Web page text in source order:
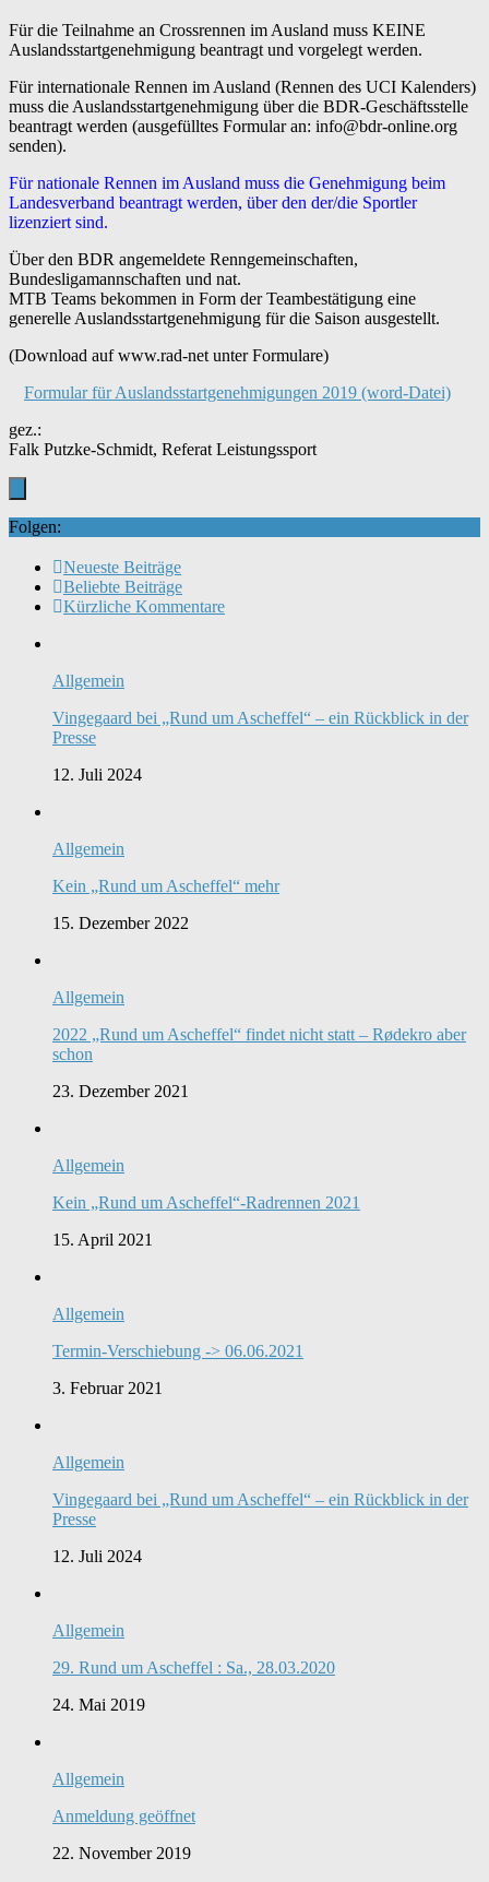
Für die Teilnahme an Crossrennen im Ausland muss KEINE
Auslandsstartgenehmigung beantragt und vorgelegt werden.
Für internationale Rennen im Ausland (Rennen des UCI Kalenders)
muss die Auslandsstartgenehmigung über die BDR-Geschäftsstelle
beantragt werden (ausgefülltes Formular an: info@bdr-online.org
senden).
Für nationale Rennen im Ausland muss die Genehmigung beim
Landesverband beantragt werden, über den der/die Sportler
lizenziert sind.
Über den BDR angemeldete Renngemeinschaften,
Bundesligamannschaften und nat.
MTB Teams bekommen in Form der Teambestätigung eine
generelle Auslandsstartgenehmigung für die Saison ausgestellt.
(Download auf www.rad-net unter Formulare)
Formular für Auslandsstartgenehmigungen 2019 (word-Datei)
gez.:
Falk Putzke-Schmidt, Referat Leistungssport
Folgen:
Neueste Beiträge
Beliebte Beiträge
Kürzliche Kommentare
Allgemein
Vingegaard bei „Rund um Ascheffel“ – ein Rückblick in der
Presse
12. Juli 2024
Allgemein
Kein „Rund um Ascheffel“ mehr
15. Dezember 2022
Allgemein
2022 „Rund um Ascheffel“ findet nicht statt – Rødekro aber
schon
23. Dezember 2021
Allgemein
Kein „Rund um Ascheffel“-Radrennen 2021
15. April 2021
Allgemein
Termin-Verschiebung -> 06.06.2021
3. Februar 2021
Allgemein
Vingegaard bei „Rund um Ascheffel“ – ein Rückblick in der
Presse
12. Juli 2024
Allgemein
29. Rund um Ascheffel : Sa., 28.03.2020
24. Mai 2019
Allgemein
Anmeldung geöffnet
22. November 2019